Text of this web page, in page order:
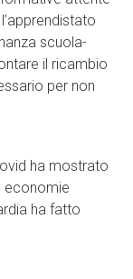
scuola-
il ricambio
per non
ha mostrato
economie
ha fatto